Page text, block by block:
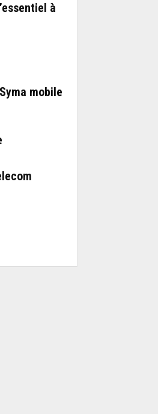
à
mobile